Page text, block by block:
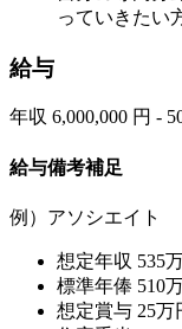
っていきたい
給与
年収 6,000,000 円 -
給与備考補足
例）アソシエイト
想定年収 535
標準年俸 510
想定賞与 25万